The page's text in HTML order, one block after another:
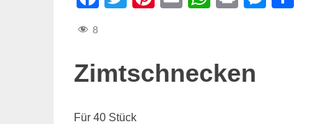
8
Zimtschnecken
Für 40 Stück